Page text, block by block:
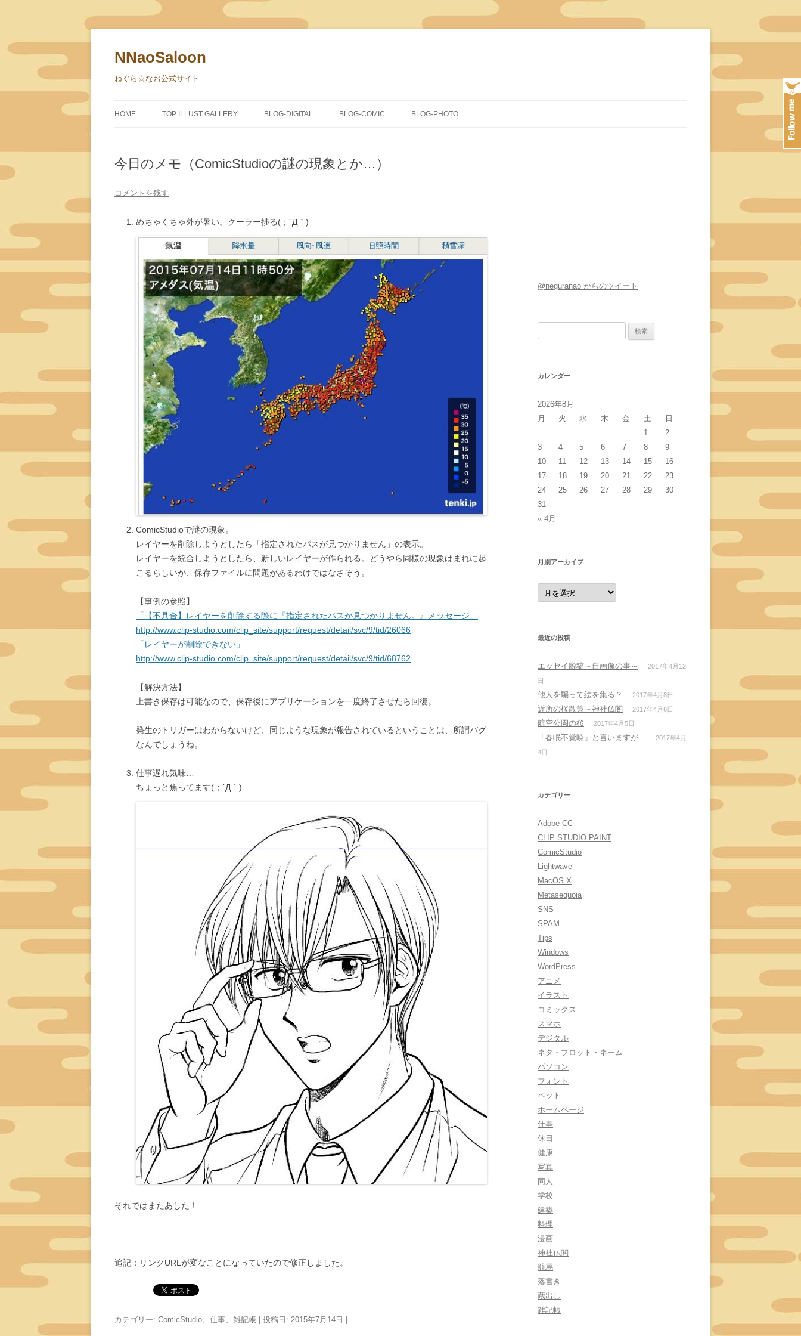
NNaoSaloon
ねぐら☆なお公式サイト
HOME TOP ILLUST GALLERY BLOG-DIGITAL
COMICSTUDIO
BLOG-COMIC
同人
BLOG-PHOTO
今日のメモ（ComicStudioの謎の現象とか…）
コメントを残す
めちゃくちゃ外が暑い。クーラー捗る(；´Д｀)
ComicStudioで謎の現象。
レイヤーを削除しようとしたら「指定されたパスが見つかりません」の表示。
レイヤーを統合しようとしたら、新しいレイヤーが作られる。どうやら同様の現象はまれに起
こるらしいが、保存ファイルに問題があるわけではなさそう。
【事例の参照】
「【不具合】レイヤーを削除する際に『指定されたパスが見つかりません。』メッセージ」
http://www.clip-studio.com/clip_site/support/request/detail/svc/9/tid/26066
「レイヤーが削除できない」
http://www.clip-studio.com/clip_site/support/request/detail/svc/9/tid/68762
【解決方法】
上書き保存は可能なので、保存後にアプリケーションを一度終了させたら回復。
発生のトリガーはわからないけど、同じような現象が報告されているということは、所謂バグ
なんでしょうね。
仕事遅れ気味…
ちょっと焦ってます(；´Д｀)
それではまたあした！
追記：リンクURLが変なことになっていたので修正しました。
カテゴリー: ComicStudio 仕事 雑記帳 | 投稿日: 2015年7月14日 |
@neguranao からのツイート
カレンダー
2026年8月
月
火 水 木 金 土
日
1
2
3
4 5 6 7 8
9
10
11 12 13 14 15
16
17
18 19 20 21 22
23
24
25 26 27 28 29
30
31
« 4月
月別アーカイブ
月
別
ア
ブ
最近の投稿
エッセイ脱稿～自画像の事～
2017年4月12
日
他人を騙って絵を集る？ 2017年4月8日
近所の桜散策～神社仏閣 2017年4月6日
航空公園の桜 2017年4月5日
「春眠不覚暁」と言いますが…
2017年4月
4日
カテゴリー
Adobe CC
CLIP STUDIO PAINT
ComicStudio
Lightwave
MacOS X
Metasequoia
SNS
SPAM
Tips
Windows
WordPress
アニメ
イラスト
コミックス
スマホ
デジタル
ネタ・プロット・ネーム
パソコン
フォント
ペット
ホームページ
仕事
休日
健康
写真
同人
学校
建築
料理
漫画
神社仏閣
競馬
落書き
蔵出し
雑記帳